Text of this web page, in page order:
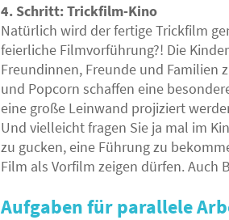
4. Schritt: Trickfilm-Kino
Natürlich wird der fertige Trickfilm
feierliche Filmvorführung?! Die
Freundinnen, Freunde und Familien
und Popcorn schaffen eine
eine große Leinwand projiziert
Und vielleicht fragen Sie ja mal im
zu gucken, eine Führung zu
Film als Vorfilm zeigen dürfen. Auch
Aufgaben für parallele